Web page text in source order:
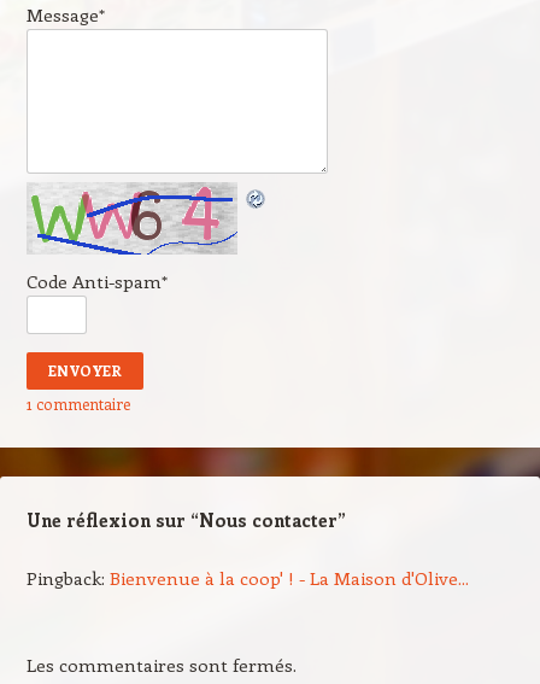
Message*
Code Anti-spam*
1 commentaire
Une réflexion sur “Nous contacter”
Pingback: Bienvenue à la coop' ! - La Maison d'Olive...
Les commentaires sont fermés.